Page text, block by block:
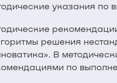
указания по
решения
В
по